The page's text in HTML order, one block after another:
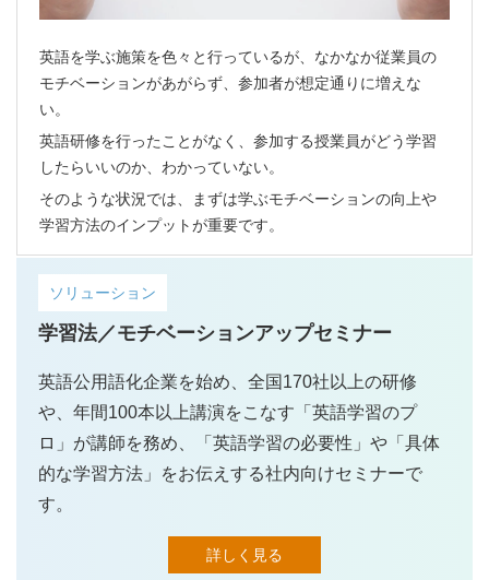
英語を学ぶ施策を色々と行っているが、なかなか従業員の
モチベーションがあがらず、参加者が想定通りに増えな
い。
英語研修を行ったことがなく、参加する授業員がどう学習
したらいいのか、わかっていない。
そのような状況では、まずは学ぶモチベーションの向上や
学習方法のインプットが重要です。
ソリューション
学習法／モチベーションアップセミナー
英語公用語化企業を始め、全国170社以上の研修
や、年間100本以上講演をこなす「英語学習のプ
ロ」が講師を務め、「英語学習の必要性」や「具体
的な学習方法」をお伝えする社内向けセミナーで
す。
詳しく見る